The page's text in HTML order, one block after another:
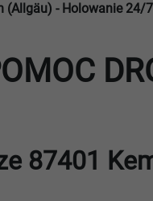
(Allgäu) - Holowanie 24/7
87401